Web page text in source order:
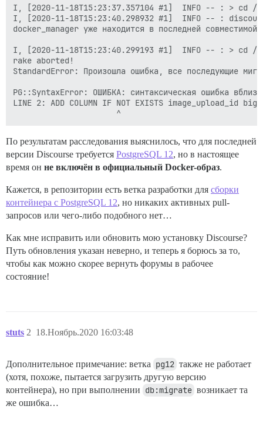
I, [2020-11-18T15:23:37.357104 #1]  INFO -- : > cd
I, [2020-11-18T15:23:40.298932 #1]  INFO -- :
docker_manager уже находится в последней совместимой
I, [2020-11-18T15:23:40.299193 #1]  INFO -- : > cd /
rake aborted!
StandardError: Произошла ошибка, все последующие
PG::SyntaxError: ОШИБКА: синтаксическая ошибка
LINE 2: ADD COLUMN IF NOT EXISTS image_upload_id
По результатам расследования выяснилось, что для последней
версии Discourse требуется PostgreSQL 12, но в настоящее
время он не включён в официальный Docker-образ.
Кажется, в репозитории есть ветка разработки для сборки
контейнера с PostgreSQL 12, но никаких активных pull-
запросов или чего-либо подобного нет…
Как мне исправить или обновить мою установку Discourse?
Путь обновления указан неверно, и теперь я борюсь за то,
чтобы как можно скорее вернуть форумы в рабочее
состояние!
stuts 18.Ноябрь.2020 16:03:48
2
Дополнительное примечание: ветка pg12 также не работает
(хотя, похоже, пытается загрузить другую версию
контейнера), но при выполнении db:migrate возникает та
же ошибка…